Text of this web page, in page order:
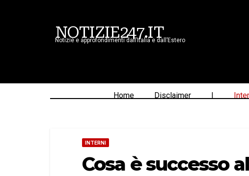
NOTIZIE247.IT
Notizie e approfondimenti dall’Italia e dall’Estero
Home Disclaimer |
INTERNI
Cosa è successo